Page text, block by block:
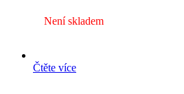
Není skladem
Čtěte více